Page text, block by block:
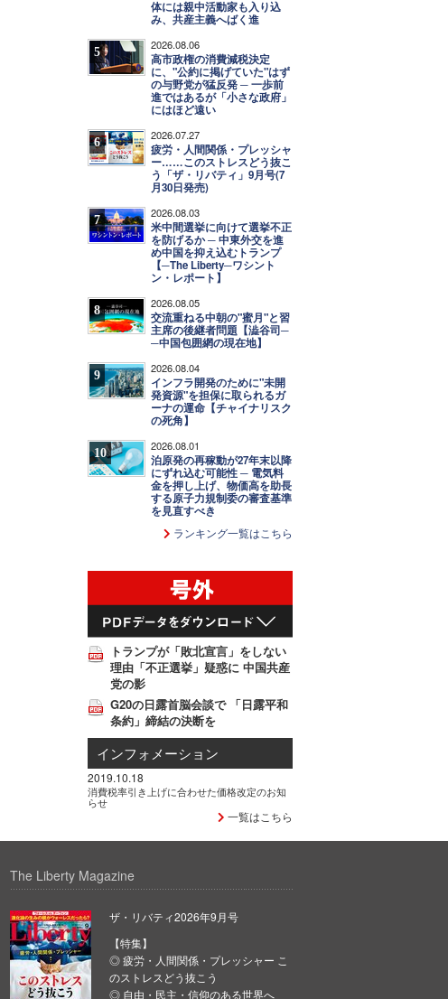
体には親中活動家も入り込
み、共産主義へばく進
5 2026.08.06
高市政権の消費減税決定
に、"公約に掲げていた"はず
の与野党が猛反発 ─ 一歩前
進ではあるが「小さな政府」
にはほど遠い
6 2026.07.27
疲労・人間関係・プレッシャ
ー……このストレスどう抜こ
う「ザ・リバティ」9月号(7
月30日発売)
7 2026.08.03
米中間選挙に向けて選挙不正
を防げるか ─ 中東外交を進
め中国を抑え込むトランプ
【─The Liberty─ワシント
ン・レポート】
8 2026.08.05
交流重ねる中朝の"蜜月"と習
主席の後継者問題【澁谷司─
─中国包囲網の現在地】
9 2026.08.04
インフラ開発のために"未開
発資源"を担保に取られるガ
ーナの運命【チャイナリスク
の死角】
10 2026.08.01
泊原発の再稼動が27年末以降
にずれ込む可能性 ─ 電気料
金を押し上げ、物価高を助長
する原子力規制委の審査基準
を見直すべき
ランキング一覧はこちら
トランプが「敗北宣言」をしない
理由「不正選挙」疑惑に 中国共産
党の影
G20の日露首脳会談で 「日露平和
条約」締結の決断を
インフォメーション
2019.10.18
消費税率引き上げに合わせた価格改定のお知
らせ
一覧はこちら
The Liberty Magazine
ザ・リバティ2026年9月号
【特集】
◎ 疲労・人間関係・プレッシャー こ
のストレスどう抜こう
◎ 自由・民主・信仰のある世界へ